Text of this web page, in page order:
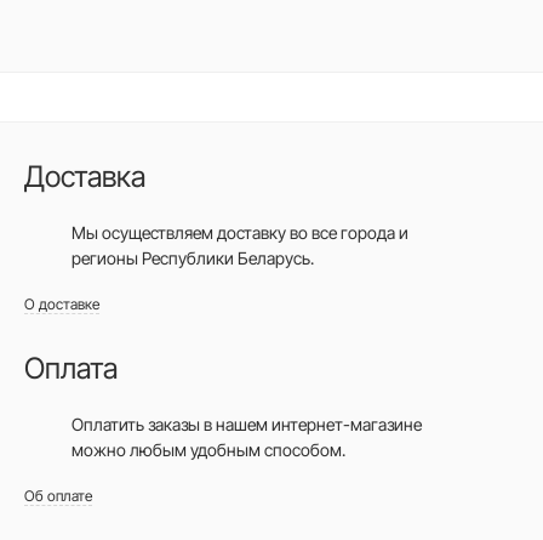
Доставка
Мы осуществляем доставку во все городаи
регионы Республики Беларусь.
О доставке
Оплата
Оплатить заказы в нашем интернет-магазине
можно любым удобным способом.
Об оплате